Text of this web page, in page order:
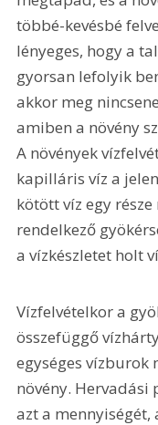
többé-kevésbé
lényeges, hogy a
gyorsan lefolyik
akkor meg
amiben a növény
A növények
kapilláris víz a
kötött víz egy
rendelkező
a vízkészletet holt
Vízfelvételkor a
összefüggő
egységes vízburok
növény. Hervadási
azt a